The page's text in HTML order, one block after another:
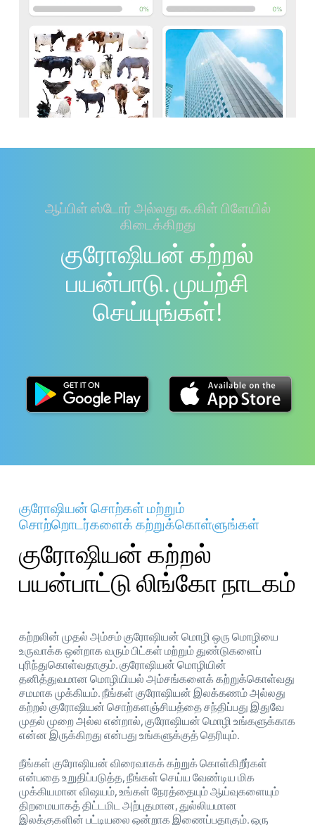
ஆப்பிள் ஸ்டோர் அல்லது கூகிள் பிளேயில்
கிடைக்கிறது
குரோஷியன் கற்றல்
பயன்பாடு. முயற்சி
செய்யுங்கள்!
குரோஷியன் சொற்கள் மற்றும்
சொற்றொடர்களைக் கற்றுக்கொள்ளுங்கள்
குரோஷியன் கற்றல்
பயன்பாட்டு லிங்கோ நாடகம்
கற்றலின் முதல் அம்சம் குரோஷியன் மொழி ஒரு மொழியை
உருவாக்க ஒன்றாக வரும் பிட்கள் மற்றும் துண்டுகளைப்
புரிந்துகொள்வதாகும். குரோஷியன் மொழியின்
தனித்துவமான மொழியியல் அம்சங்களைக் கற்றுக்கொள்வது
சமமாக முக்கியம். நீங்கள் குரோஷியன் இலக்கணம் அல்லது
கற்றல் குரோஷியன் சொற்களஞ்சியத்தை சந்திப்பது இதுவே
முதல் முறை அல்ல என்றால், குரோஷியன் மொழி உங்களுக்காக
என்ன இருக்கிறது என்பது உங்களுக்குத் தெரியும்.
நீங்கள் குரோஷியன் விரைவாகக் கற்றுக் கொள்கிறீர்கள்
என்பதை உறுதிப்படுத்த, நீங்கள் செய்ய வேண்டிய மிக
முக்கியமான விஷயம், உங்கள் நேரத்தையும் ஆய்வுகளையும்
திறமையாகத் திட்டமிட அற்புதமான, துல்லியமான
இலக்குகளின் பட்டியலை ஒன்றாக இணைப்பதாகும். ஒரு